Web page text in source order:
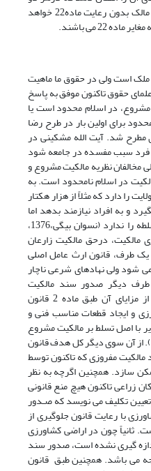
صورت، این عمل اثبات قانونی بودن مالک بدون رعایت ماده22 خواهد
22 می باشند.
ملک است ولی در حقوق ما ماهیت
حقوق تاکنون موفق به پاسخ
در اسلام محدود است یا
برای اولین بار در طرح رضا
مطرح شد. آیت الله مشکینی در
فرد سبب مفسده در جامعه شود
مخالفان نظریه مالکیت مشروع و
در اسلام نامحدود است. به
را دارد که مثلاً از هزار هکتار
و به افراد نیازمند بدهد اما
مخالفان می گویند حاکم شرع این سلطه را ندارد (نسوان بیگی،1376،
مالکیت، درحق مالکیت زارعان
طرف، قانون ارث عامل اصلی
ولی نهادهای شرعی ناچار
طرف دیگر صدور سند مالکیت
ششدانگ (سند مفروز) و استفاده از مزایای آن طبق ماده 2 قانون
و ایجاد قطعات مناسب فنی و
مغایر با اصل تسلط بر مالکیت مشروع
از آن سوی دیگر کل هدف قانون
مفروزی که تاکنون توسط
سازد. همچنین اگرچه به نظر
زراعی تاکنون هیچ منع قانونی
اولاً ماده6 قانون تعیین تکلیف می نویسد که صـدور
با رعایت قانون جلوگیری از
ثانیاً چون در اراضی کشاورزی
گیری نشده است، صدور سند
می باشد. همچنین طبق قانون